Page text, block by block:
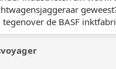
de BASF